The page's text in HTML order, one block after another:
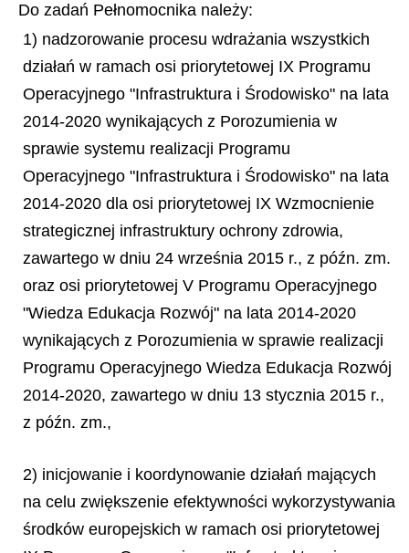
Do zadań Pełnomocnika należy:
1) nadzorowanie procesu wdrażania wszystkich
działań w ramach osi priorytetowej IX Programu
Operacyjnego "Infrastruktura i Środowisko" na lata
2014-2020 wynikających z Porozumienia w
sprawie systemu realizacji Programu
Operacyjnego "Infrastruktura i Środowisko" na lata
2014-2020 dla osi priorytetowej IX Wzmocnienie
strategicznej infrastruktury ochrony zdrowia,
zawartego w dniu 24 września 2015 r., z późn. zm.
oraz osi priorytetowej V Programu Operacyjnego
"Wiedza Edukacja Rozwój" na lata 2014-2020
wynikających z Porozumienia w sprawie realizacji
Programu Operacyjnego Wiedza Edukacja Rozwój
2014-2020, zawartego w dniu 13 stycznia 2015 r.,
z późn. zm.,
2) inicjowanie i koordynowanie działań mających
na celu zwiększenie efektywności wykorzystywania
środków europejskich w ramach osi priorytetowej